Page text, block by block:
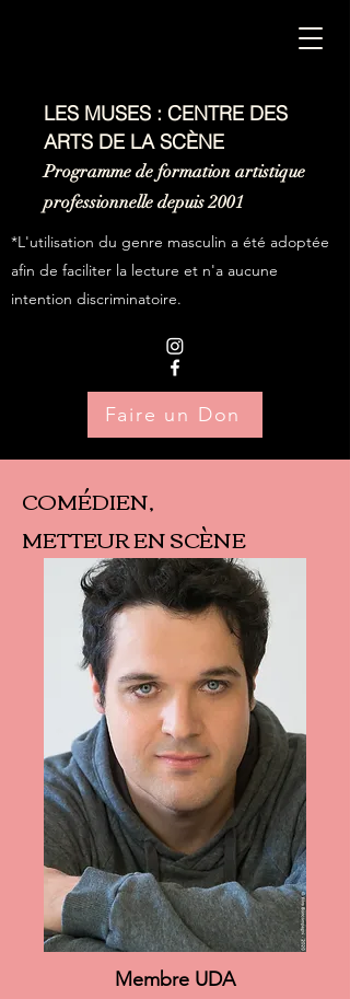
LES MUSES : CENTRE DES
ARTS DE LA SCÈNE
Programme de formation artistique
professionnelle depuis 2001
*L'utilisation du genre masculin a été adoptée
afin de faciliter la lecture et n'a aucune
intention discriminatoire.
Faire un Don
COMÉDIEN,
METTEUR EN SCÈNE
Membre UDA